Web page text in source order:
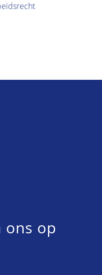
ons op